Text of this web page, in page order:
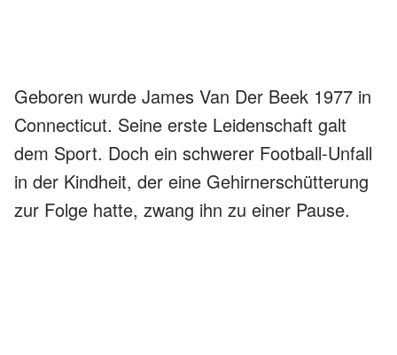
Geboren wurde James Van Der Beek 1977 in
Connecticut. Seine erste Leidenschaft galt
dem Sport. Doch ein schwerer Football-Unfall
in der Kindheit, der eine Gehirnerschütterung
zur Folge hatte, zwang ihn zu einer Pause.